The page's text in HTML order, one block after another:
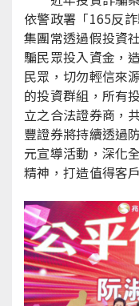
依警政署「165反
集團常透過假投資
騙民眾投入資金，
民眾，切勿輕信來
的投資群組，所有
立之合法證券商，
豐證券將持續透過
元宣導活動，深化
精神，打造值得客